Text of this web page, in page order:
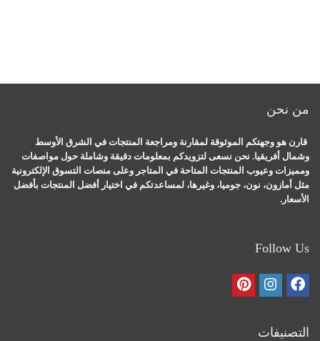
من نحن
قارن هو وجهتكم الموثوقة لمقارنة ومراجعة المنتجات في الشرق الأوسط
وشمال أفريقيا. نحن نسعى لتزويدكم بمعلومات دقيقة وشاملة حول مواصفات
ومميزات وعيوب المنتجات المتاحة في المتاجر وعلى منصات التسوق الإلكترونية
مثل أمازون، نون، جوميا، وغيرها، لمساعدتكم في اختيار أفضل المنتجات بأفضل
الأسعار.
Follow Us
التصنيفات